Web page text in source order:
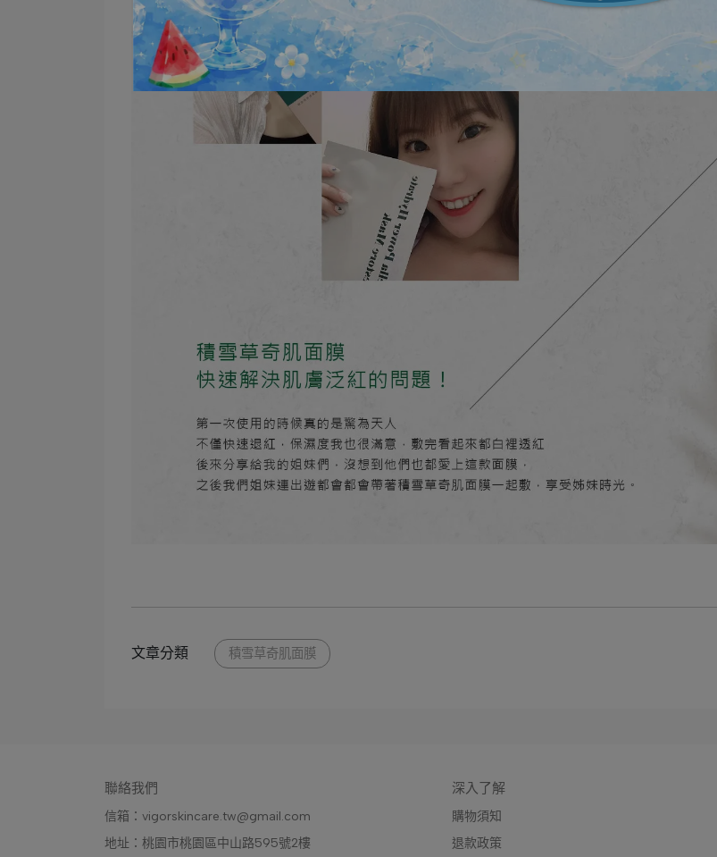
文章分類 積雪草奇肌面膜
聯絡我們
信箱：vigorskincare.tw@gmail.com
地址：桃園市桃園區中山路595號2樓
深入了解
購物須知
退款政策